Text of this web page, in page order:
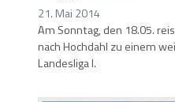
21. Mai 2014
Am Sonntag, den 18.05.
nach Hochdahl zu einem
Landesliga I.